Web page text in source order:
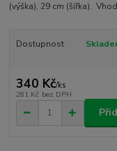
(výška), 29 cm (šířka).
Dostupnost
340 Kč/ks
281 Kč bez DPH